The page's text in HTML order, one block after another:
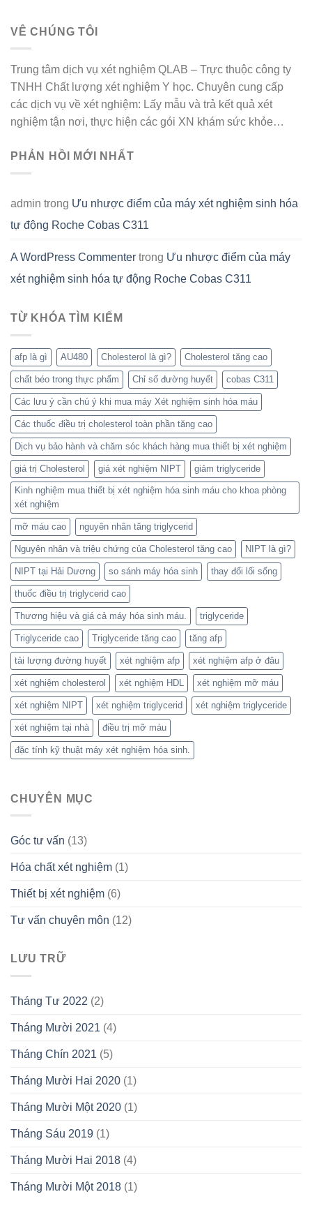
VÊ CHÚNG TÔI
Trung tâm dịch vụ xét nghiệm QLAB – Trực thuộc công ty
TNHH Chất lượng xét nghiệm Y học. Chuyên cung cấp
các dịch vụ về xét nghiệm: Lấy mẫu và trả kết quả xét
nghiệm tận nơi, thực hiện các gói XN khám sức khỏe…
PHẢN HỒI MỚI NHẤT
admin trong Ưu nhược điểm của máy xét nghiệm sinh hóa
tự động Roche Cobas C311
A WordPress Commenter trong Ưu nhược điểm của máy
xét nghiệm sinh hóa tự động Roche Cobas C311
TỪ KHÓA TÌM KIẾM
afp là gì AU480 Cholesterol là gì? Cholesterol tăng cao
chất béo trong thực phẩm Chỉ số đường huyết cobas C311
Các lưu ý cần chú ý khi mua máy Xét nghiệm sinh hóa máu
Các thuốc điều trị cholesterol toàn phần tăng cao
Dịch vụ bảo hành và chăm sóc khách hàng mua thiết bị xét nghiệm
giá trị Cholesterol giá xét nghiệm NIPT giảm triglyceride
Kinh nghiệm mua thiết bị xét nghiệm hóa sinh máu cho khoa phòng
xét nghiệm
mỡ máu cao nguyên nhân tăng triglycerid
Nguyên nhân và triệu chứng của Cholesterol tăng cao NIPT là gì?
NIPT tại Hải Dương so sánh máy hóa sinh thay đổi lối sống
thuốc điều trị triglycerid cao
Thương hiệu và giá cả máy hóa sinh máu. triglyceride
Triglyceride cao Triglyceride tăng cao tăng afp
tải lượng đường huyết xét nghiệm afp xét nghiệm afp ở đâu
xét nghiệm cholesterol xét nghiệm HDL xét nghiệm mỡ máu
xét nghiệm NIPT xét nghiệm triglycerid xét nghiệm triglyceride
xét nghiệm tại nhà điều trị mỡ máu
đặc tính kỹ thuật máy xét nghiệm hóa sinh.
CHUYÊN MỤC
Góc tư vấn (13)
Hóa chất xét nghiệm (1)
Thiết bị xét nghiệm (6)
Tư vấn chuyên môn (12)
LƯU TRỮ
Tháng Tư 2022 (2)
Tháng Mười 2021 (4)
Tháng Chín 2021 (5)
Tháng Mười Hai 2020 (1)
Tháng Mười Một 2020 (1)
Tháng Sáu 2019 (1)
Tháng Mười Hai 2018 (4)
Tháng Mười Một 2018 (1)